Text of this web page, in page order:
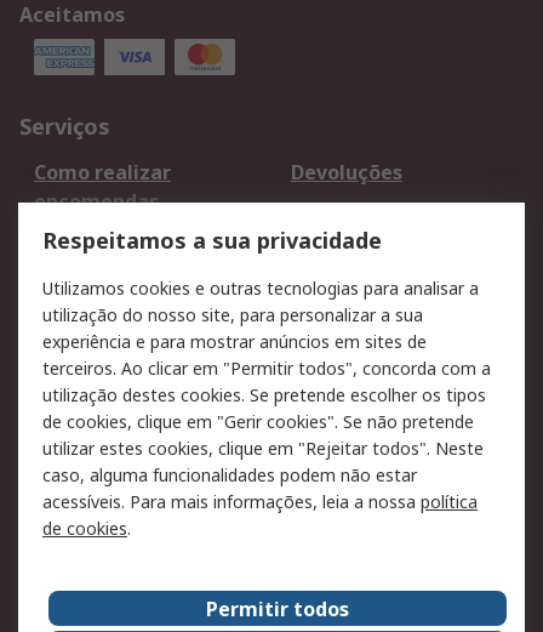
Aceitamos
Serviços
Como realizar
encomendas
Devoluções
Formas de entrega
Qualidade e ambiente
Pagamento e
faturação
Legal
Aviso legal
Política de cookies
Política de privacidade
- Atualizada
Segurança de emails
Condições de venda
Sobre a RS
Respeitamos a sua privacidade
Utilizamos cookies e outras tecnologias para analisar a
utilização do nosso site, para personalizar a sua
experiência e para mostrar anúncios em sites de
terceiros. Ao clicar em "Permitir todos", concorda com a
utilização destes cookies. Se pretende escolher os tipos
de cookies, clique em "Gerir cookies". Se não pretende
utilizar estes cookies, clique em "Rejeitar todos". Neste
caso, alguma funcionalidades podem não estar
acessíveis. Para mais informações, leia a nossa política
de cookies.
Permitir todos